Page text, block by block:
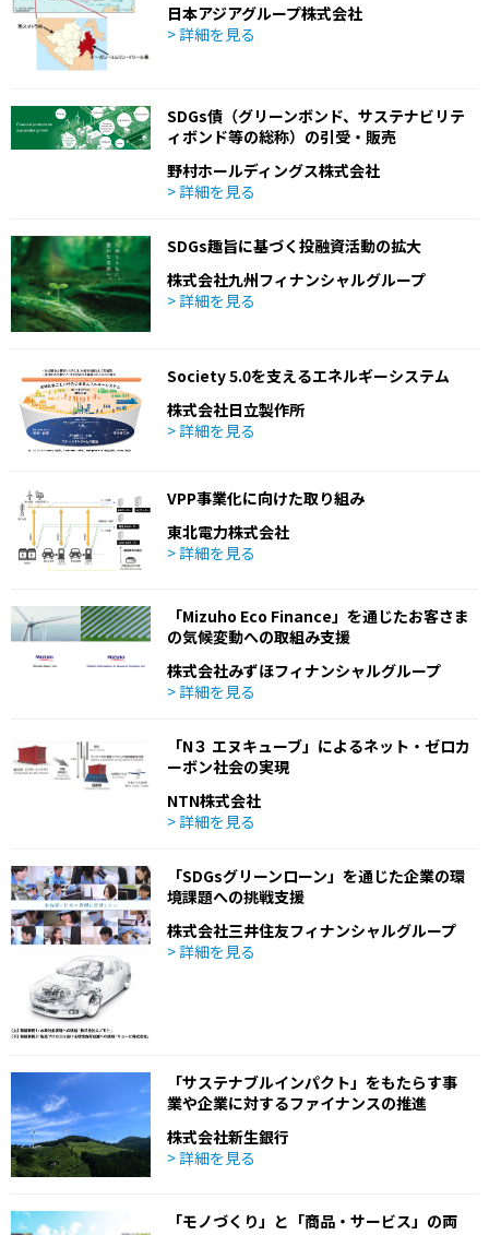
日本アジアグループ株式会社
> 詳細を見る
SDGs債（グリーンボンド、サステナビリテ
ィボンド等の総称）の引受・販売
野村ホールディングス株式会社
> 詳細を見る
SDGs趣旨に基づく投融資活動の拡大
株式会社九州フィナンシャルグループ
> 詳細を見る
Society 5.0を支えるエネルギーシステム
株式会社日立製作所
> 詳細を見る
VPP事業化に向けた取り組み
東北電力株式会社
> 詳細を見る
「Mizuho Eco Finance」を通じたお客さま
の気候変動への取組み支援
株式会社みずほフィナンシャルグループ
> 詳細を見る
「N３ エヌキューブ」によるネット・ゼロカ
ーボン社会の実現
NTN株式会社
> 詳細を見る
「SDGsグリーンローン」を通じた企業の環
境課題への挑戦支援
株式会社三井住友フィナンシャルグループ
> 詳細を見る
「サステナブルインパクト」をもたらす事
業や企業に対するファイナンスの推進
株式会社新生銀行
> 詳細を見る
「モノづくり」と「商品・サービス」の両